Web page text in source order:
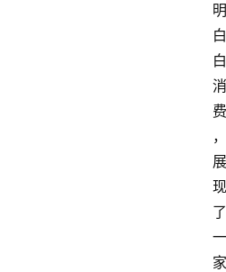
明
白
白
消
费
，
展
现
了
一
家